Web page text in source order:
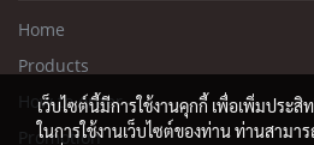
Home
Products
How to order
Promotion
เว็บไซต์นี้มีการใช้งานคุกกี้ เพื่อเพิ่มประ
ในการใช้งานเว็บไซต์ของท่าน ท่านสามา